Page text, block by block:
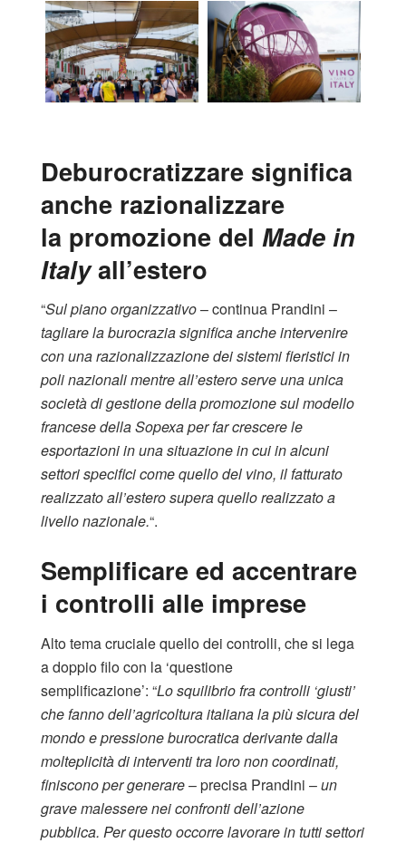
Deburocratizzare significa
anche razionalizzare
la promozione del Made in
Italyall’estero
“Sul piano organizzativo– continua Prandini –
tagliare la burocrazia significa anche intervenire
con una razionalizzazione dei sistemi fieristici in
poli nazionali mentre all’estero serve una unica
società di gestione della promozione sul modello
francese della Sopexa per far crescere le
esportazioni in una situazione in cui in alcuni
settori specifici come quello del vino, il fatturato
realizzato all’estero supera quello realizzato a
livello nazionale.“.
Semplificare ed accentrare
i controlli alle imprese
Alto tema cruciale quello dei controlli, che si lega
a doppio filo con la ‘questione
semplificazione’: “Lo squilibrio fra controlli ‘giusti’
che fanno dell’agricoltura italiana la più sicura del
mondo e pressione burocratica derivante dalla
molteplicità di interventi tra loro non coordinati,
finiscono per generare– precisa Prandini –un
grave malessere nei confronti dell’azione
pubblica. Per questo occorre lavorare in tutti settori